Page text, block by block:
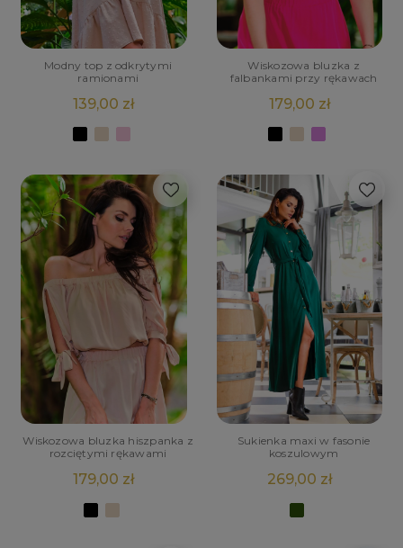
Modny top z odkrytymi
ramionami
139,00 zł
Wiskozowa bluzka z
falbankami przy rękawach
179,00 zł
Wiskozowa bluzka hiszpanka z
rozciętymi rękawami
179,00 zł
Sukienka maxi w fasonie
koszulowym
269,00 zł